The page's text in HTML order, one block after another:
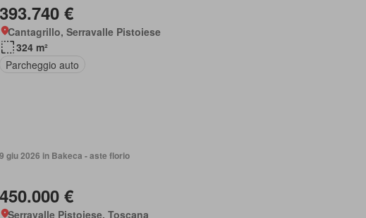
393.740 €
Cantagrillo, Serravalle Pistoiese
324 m²
Parcheggio auto
9 giu 2026 in Bakeca - aste florio
450.000 €
Serravalle Pistoiese, Toscana